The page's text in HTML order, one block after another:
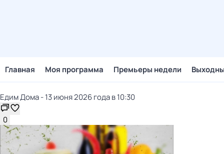
Главная Моя программа Премьеры недели
Едим Дома - 13 июня 2026 года в 10:30
0